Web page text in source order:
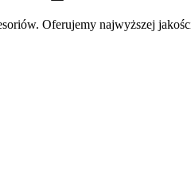
Oferujemy najwyższej